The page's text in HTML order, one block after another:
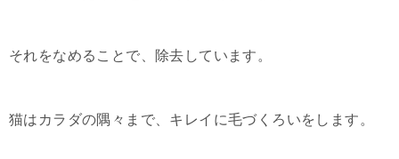
それをなめることで、除去しています。
猫はカラダの隅々まで、キレイに毛づくろいをします。